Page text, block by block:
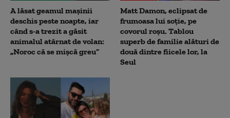
A lăsat geamul mașinii
deschis peste noapte, iar
când s-a trezit a găsit
animalul atârnat de volan:
„Noroc că se mișcă greu”
Matt Damon, eclipsat de
frumoasa lui soție, pe
covorul roșu. Tablou
superb de familie alături de
două dintre fiicele lor, la
Seul